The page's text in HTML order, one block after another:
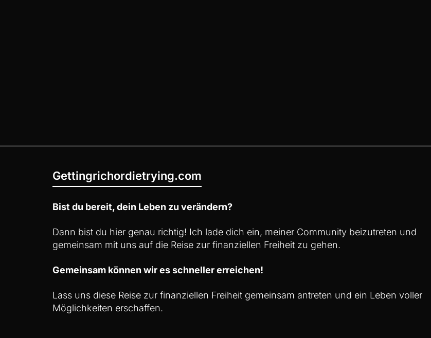
Gettingrichordietrying.com
Bist du bereit, dein Leben zu verändern?
Dann bist du hier genau richtig! Ich lade dich ein, meiner Community beizutreten und
gemeinsam mit uns auf die Reise zur finanziellen Freiheit zu gehen.
Gemeinsam können wir es schneller erreichen!
Lass uns diese Reise zur finanziellen Freiheit gemeinsam antreten und ein Leben voller
Möglichkeiten erschaffen.